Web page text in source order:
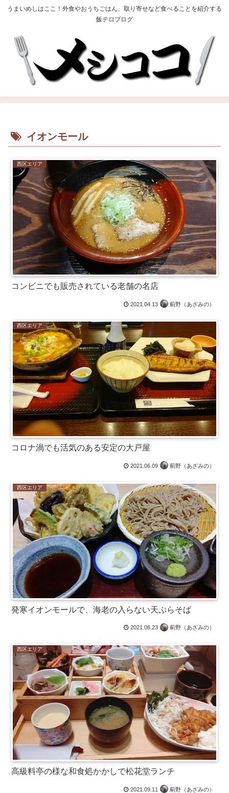
うまいめしはここ！外食やおうちごはん、取り寄せなど食べることを紹介する
飯テロブログ
イオンモール
西区エリア
コンビニでも販売されている老舗の名店
2021.04.13 薊野（あざみの）
西区エリア
コロナ渦でも活気のある安定の大戸屋
2021.06.09 薊野（あざみの）
西区エリア
発寒イオンモールで、海老の入らない天ぷらそば
2021.06.23 薊野（あざみの）
西区エリア
高級料亭の様な和食処かかしで松花堂ランチ
2021.09.11 薊野（あざみの）